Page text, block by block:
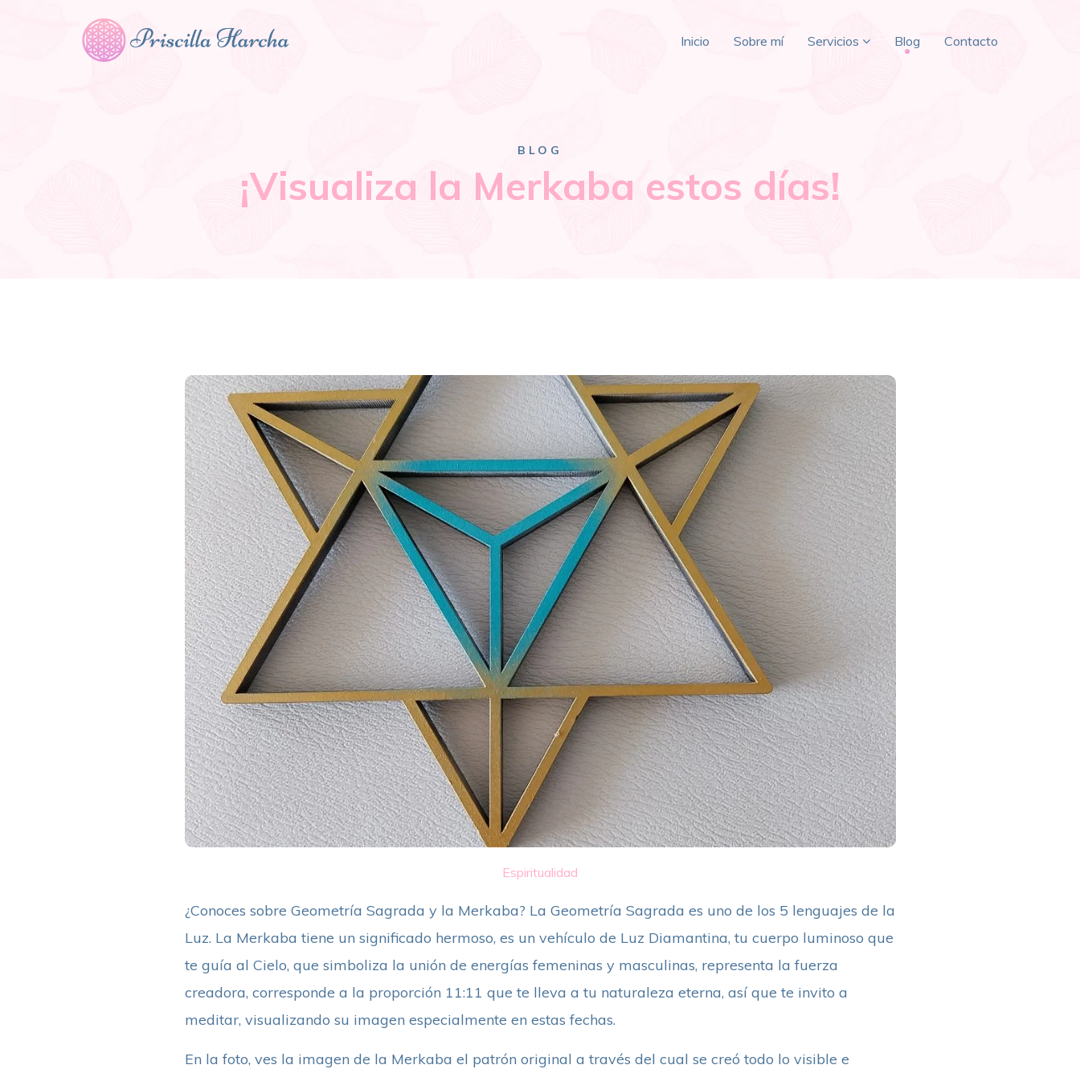
Inicio Sobre mí Servicios Blog Contacto
BLOG
¡Visualiza la Merkaba estos días!
Espiritualidad
¿Conoces sobre Geometría Sagrada y la Merkaba? La Geometría Sagrada es uno de los 5 lenguajes de la
Luz. La Merkaba tiene un significado hermoso, es un vehículo de Luz Diamantina, tu cuerpo luminoso que
te guía al Cielo, que simboliza la unión de energías femeninas y masculinas, representa la fuerza
creadora, corresponde a la proporción 11:11 que te lleva a tu naturaleza eterna, así que te invito a
meditar, visualizando su imagen especialmente en estas fechas.
En la foto, ves la imagen de la Merkaba el patrón original a través del cual se creó todo lo visible e